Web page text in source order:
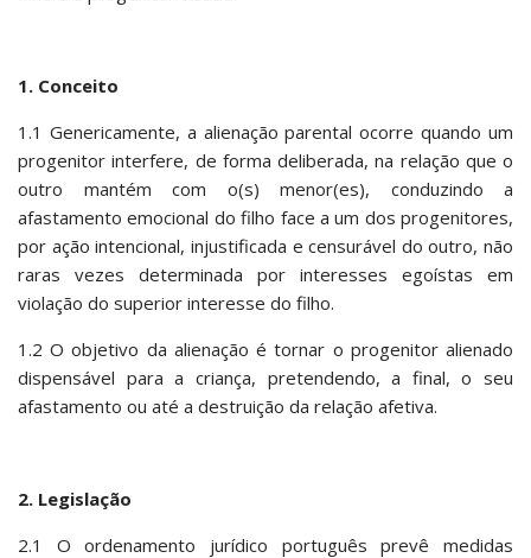
1. Conceito
1.1 Genericamente, a alienação parental ocorre quando um
progenitor interfere, de forma deliberada, na relação que o
outro mantém com o(s) menor(es), conduzindo a
afastamento emocional do filho face a um dos progenitores,
por ação intencional, injustificada e censurável do outro, não
raras vezes determinada por interesses egoístas em
violação do superior interesse do filho.
1.2 O objetivo da alienação é tornar o progenitor alienado
dispensável para a criança, pretendendo, a final, o seu
afastamento ou até a destruição da relação afetiva.
2. Legislação
2.1 O ordenamento jurídico português prevê medidas